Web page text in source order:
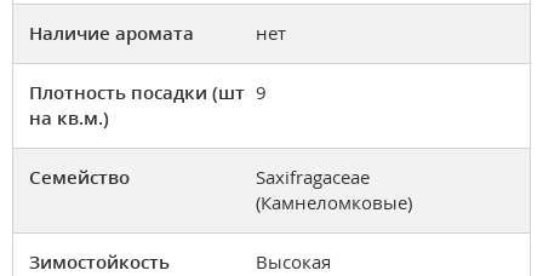
Наличие аромата нет
Плотность посадки (шт
на кв.м.)
9
Семейство
Saxifragaceae
(Камнеломковые)
Зимостойкость Высокая